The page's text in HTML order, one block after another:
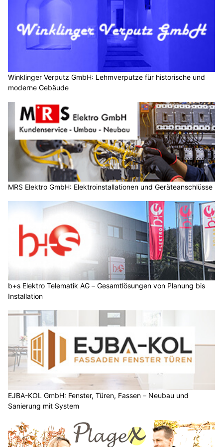
Winklinger Verputz GmbH: Lehmverputze für historische und
moderne Gebäude
MRS Elektro GmbH: Elektroinstallationen und Geräteanschlüsse
b+s Elektro Telematik AG – Gesamtlösungen von Planung bis
Installation
EJBA-KOL GmbH: Fenster, Türen, Fassen – Neubau und
Sanierung mit System